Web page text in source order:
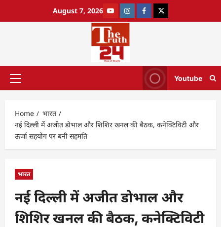
August 7, 2026
Youtube
Home
भारत
नई दिल्ली में अजीत डोभाल और शिशिर खनल की बैठक, कनेक्टिविटी और
ऊर्जा सहयोग पर बनी सहमति
भारत
नई दिल्ली में अजीत डोभाल और
शिशिर खनल की बैठक, कनेक्टिविटी